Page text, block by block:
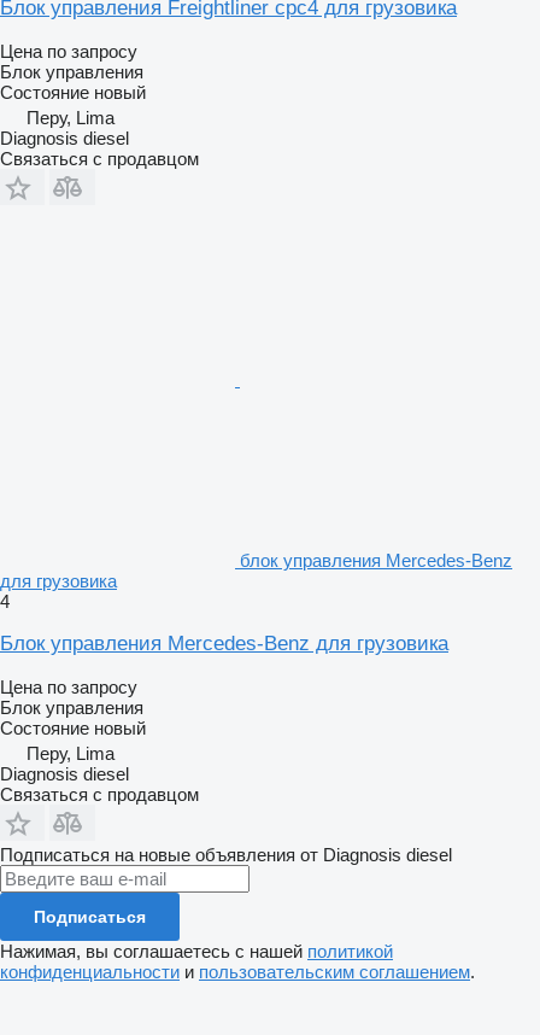
Блок управления Freightliner cpc4 для грузовика
Цена по запросу
Блок управления
Состояние новый
Перу, Lima
Diagnosis diesel
Связаться с продавцом
блок управления Mercedes-Benz
для грузовика
4
Блок управления Mercedes-Benz для грузовика
Цена по запросу
Блок управления
Состояние новый
Перу, Lima
Diagnosis diesel
Связаться с продавцом
Подписаться на новые объявления от Diagnosis diesel
Подписаться
Нажимая, вы соглашаетесь с нашей политикой
конфиденциальности и пользовательским соглашением.